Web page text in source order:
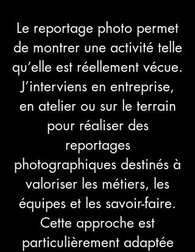
Le reportage photo permet
de montrer une activité telle
qu’elle est réellement vécue.
J’interviens en entreprise,
en atelier ou sur le terrain
pour réaliser des
reportages
photographiques destinés à
valoriser les métiers, les
équipes et les savoir-faire.
Cette approche est
particulièrement adaptée